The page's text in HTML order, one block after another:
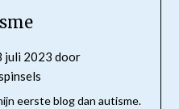
juli 2023 door
eerste blog dan autisme.